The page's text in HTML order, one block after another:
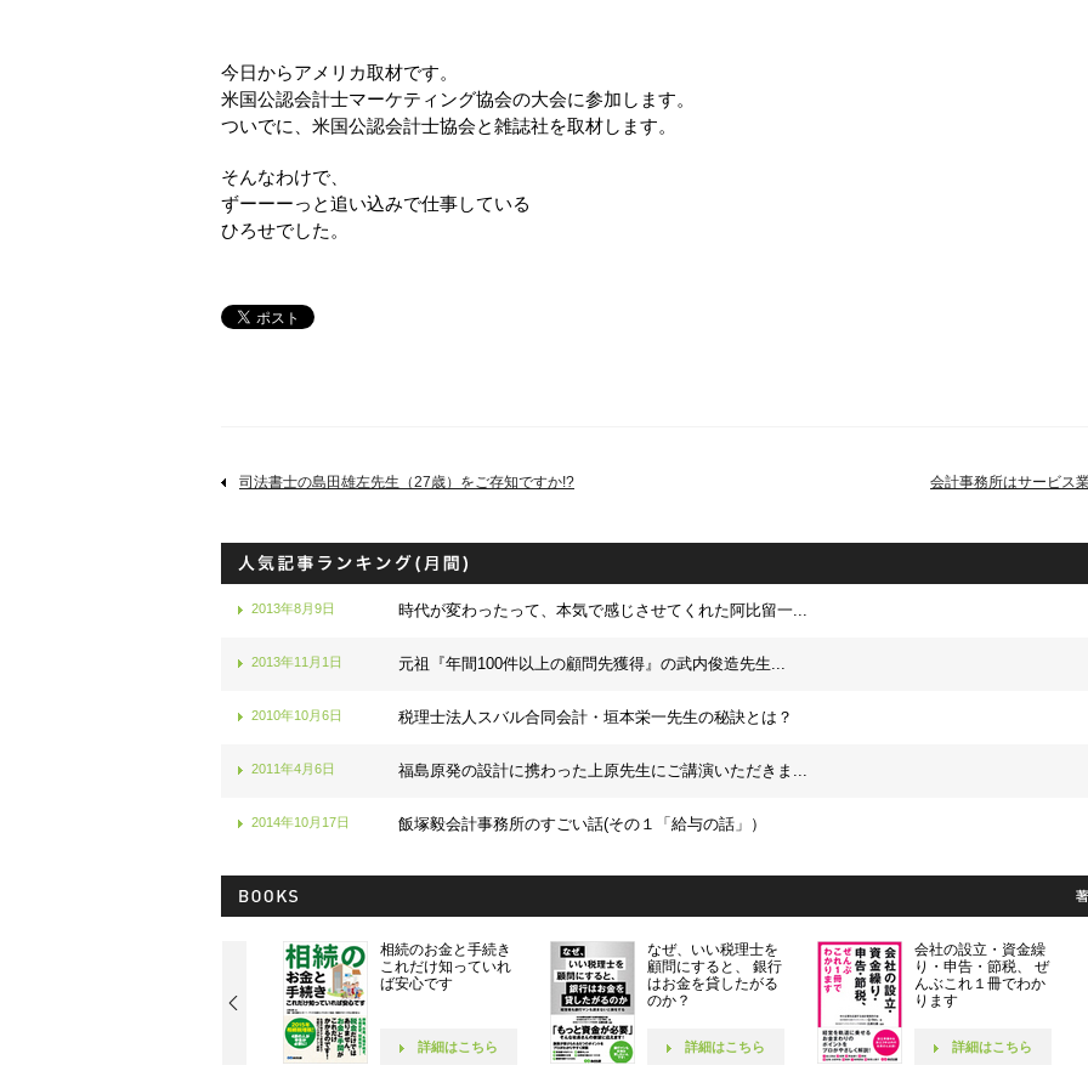
今日からアメリカ取材です。
米国公認会計士マーケティング協会の大会に参加します。
ついでに、米国公認会計士協会と雑誌社を取材します。
そんなわけで、
ずーーーっと追い込みで仕事している
ひろせでした。
司法書士の島田雄左先生（27歳）をご存知ですか!? 会計事務所はサービス
2013年8月9日 時代が変わったって、本気で感じさせてくれた阿比留一...
2013年11月1日 元祖『年間100件以上の顧問先獲得』の武内俊造先生...
2010年10月6日 税理士法人スバル合同会計・垣本栄一先生の秘訣とは？
2011年4月6日 福島原発の設計に携わった上原先生にご講演いただきま...
2014年10月17日 飯塚毅会計事務所のすごい話(その１「給与の話」）
相続のお金と手続き
これだけ知っていれ
ば安心です
詳細はこちら
なぜ、いい税理士を
顧問にすると、 銀行
はお金を貸したがる
のか？
詳細はこちら
会社の設立・資金繰
り・申告・節税、 ぜ
んぶこれ１冊でわか
ります
詳細はこちら